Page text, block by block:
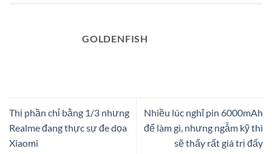
GOLDENFISH
Thị phần chỉ bằng 1/3 nhưng
Realme đang thực sự đe dọa
Xiaomi
Nhiều lúc nghĩ pin 6000mAh
để làm gì, nhưng ngẫm kỹ thì
sẽ thấy rất giá trị đấy